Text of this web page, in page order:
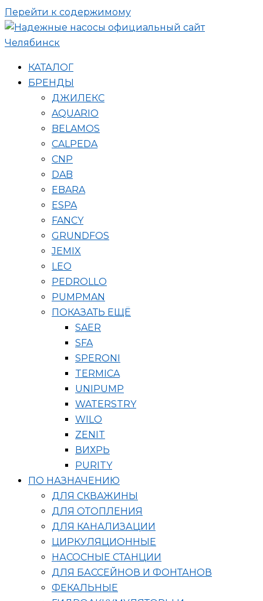
Перейти к содержимому
КАТАЛОГ
БРЕНДЫ
ДЖИЛЕКС
AQUARIO
BELAMOS
CALPEDA
CNP
DAB
EBARA
ESPA
FANCY
GRUNDFOS
JEMIX
LEO
PEDROLLO
PUMPMAN
ПОКАЗАТЬ ЕЩЁ
SAER
SFA
SPERONI
TERMICA
UNIPUMP
WATERSTRY
WILO
ZENIT
ВИХРЬ
PURITY
ПО НАЗНАЧЕНИЮ
ДЛЯ СКВАЖИНЫ
ДЛЯ ОТОПЛЕНИЯ
ДЛЯ КАНАЛИЗАЦИИ
ЦИРКУЛЯЦИОННЫЕ
НАСОСНЫЕ СТАНЦИИ
ДЛЯ БАССЕЙНОВ И ФОНТАНОВ
ФЕКАЛЬНЫЕ